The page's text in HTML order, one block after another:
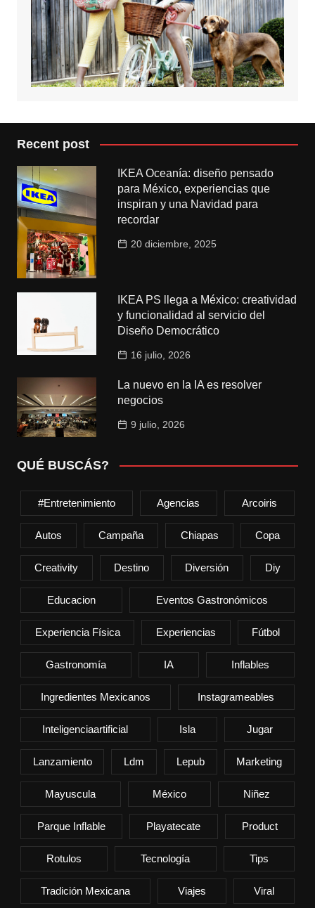
Recent post
IKEA Oceanía: diseño pensado
para México, experiencias que
inspiran y una Navidad para
recordar
20 diciembre, 2025
IKEA PS llega a México: creatividad
y funcionalidad al servicio del
Diseño Democrático
16 julio, 2026
La nuevo en la IA es resolver
negocios
9 julio, 2026
QUÉ BUSCÁS?
#entretenimiento Agencias Arcoiris
Autos Campaña Chiapas Copa
Creativity Destino Diversión Diy
Educacion Eventos Gastronómicos
Experiencia Física Experiencias Fútbol
Gastronomía IA Inflables
Ingredientes Mexicanos Instagrameables
Inteligenciaartificial Isla Jugar
Lanzamiento Ldm Lepub Marketing
Mayuscula México Niñez
Parque Inflable Playatecate Product
Rotulos Tecnología Tips
Tradición Mexicana Viajes Viral